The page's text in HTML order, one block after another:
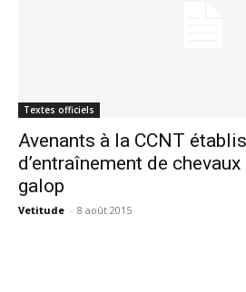
Textes officiels
Avenants à la CCNT
d’entraînement de
galop
Vetitude - 8 août 2015